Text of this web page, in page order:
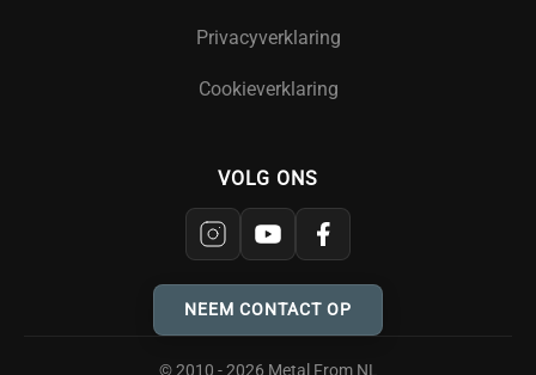
Privacyverklaring
Cookieverklaring
VOLG ONS
NEEM CONTACT OP
© 2010 - 2026 Metal From NL